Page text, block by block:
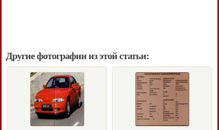
Другие фотографии из этой статьи: